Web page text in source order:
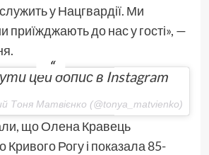
у Нацгвардії. Ми
приїжджають до нас у гості», —
цей допис в Instagram
Тоня Матвієнко (@tonya_matvienko)
що Олена Кравець
Кривого Рогу і показала 85-